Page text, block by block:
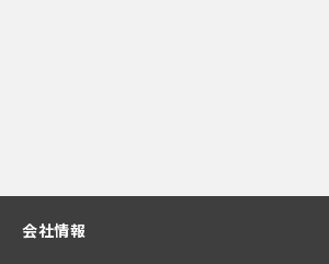
会社情報